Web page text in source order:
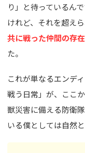
り」と待っているん
けれど、それを超え
共に戦った仲間の存在
た。
これが単なるエンデ
戦う日常」が、ここ
獣災害に備える防衛
いる僕としては自然